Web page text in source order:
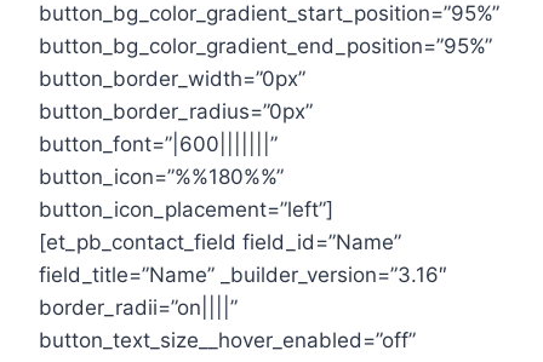
button_bg_color_gradient_start_position=”95%”
button_bg_color_gradient_end_position=”95%”
button_border_width=”0px”
button_border_radius=”0px”
button_font=”|600|||||||”
button_icon=”%%180%%”
button_icon_placement=”left”]
[et_pb_contact_field field_id=”Name”
field_title=”Name” _builder_version=”3.16″
border_radii=”on||||”
button_text_size__hover_enabled=”off”